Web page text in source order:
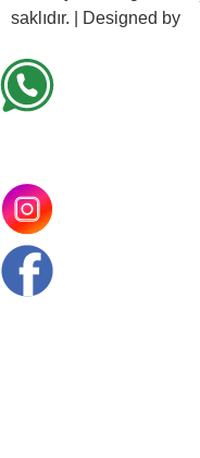
saklıdır.
Designed by